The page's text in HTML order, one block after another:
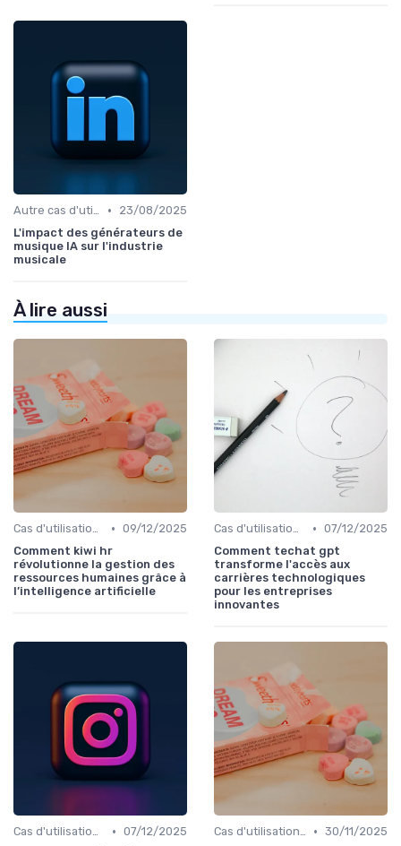
Autre cas d'utilisation •
23/08/2025
L'impact des générateurs de
musique IA sur l'industrie
musicale
À lire aussi
Cas d'utilisation IA Business • 09/12/2025
Comment kiwi hr
révolutionne la gestion des
ressources humaines grâce à
l’intelligence artificielle
Cas d'utilisation IA Business • 07/12/2025
Comment techat gpt
transforme l'accès aux
carrières technologiques
pour les entreprises
innovantes
Cas d'utilisation IA Business • 07/12/2025
Cas d'utilisation IA Business • 30/11/2025